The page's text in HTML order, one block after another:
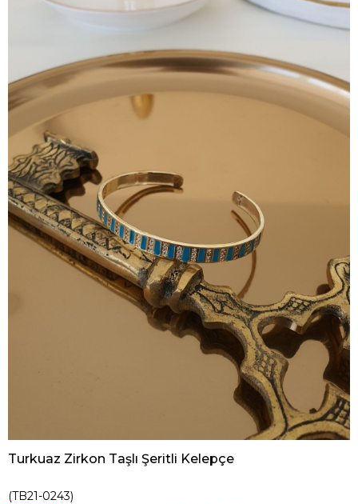
Turkuaz Zirkon Taşlı Şeritli Kelepçe
(TB21-0243)